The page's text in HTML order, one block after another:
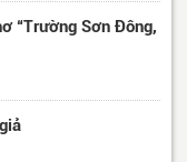
“Trường Sơn Đông,